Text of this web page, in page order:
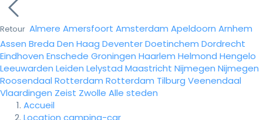
Retour Almere Amersfoort Amsterdam Apeldoorn Arnhem
Assen Breda Den Haag DeventerDoetinchem Dordrecht
Eindhoven Enschede Groningen Haarlem Helmond Hengelo
Leeuwarden Leiden Lelystad Maastricht Nijmegen Nijmegen
Roosendaal Rotterdam Rotterdam Tilburg Veenendaal
Vlaardingen Zeist Zwolle Alle steden
Accueil
Location camping-car